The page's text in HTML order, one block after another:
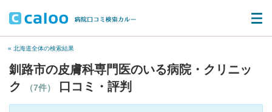
« 北海道全体の検索結果
釧路市の皮膚科専門医のいる病院・クリニッ
ク
（7件） 口コミ・評判